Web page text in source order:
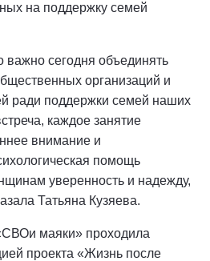
на поддержку семей
сегодня объединять
организаций и
ради поддержки семей наших
каждое занятие
внимание и
помощь
уверенность и надежду,
Татьяна Кузяева.
маяки» проходила
проекта «Жизнь после